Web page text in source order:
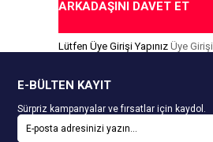
ARKADAŞINI DAVET ET
Lütfen Üye Girişi Yapınız Üye Girişi
E-BÜLTEN KAYIT
Sürpriz kampanyalar ve fırsatlar için kaydol.